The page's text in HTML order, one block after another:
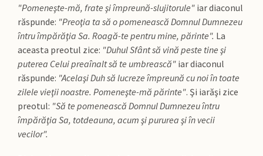
"Pomeneşte-mă, frate şi împreună-slujitorule" iar diaconul
răspunde: "Preoţia ta să o pomenească Domnul Dumnezeu
întru împărăţia Sa. Roagă-te pentru mine, părinte". La
aceasta preotul zice: "Duhul Sfânt să vină peste tine şi
puterea Celui preaînalt să te umbrească" iar diaconul
răspunde: "Acelaşi Duh să lucreze împreună cu noi în toate
zilele vieţii noastre. Pomeneşte-mă părinte". Şi iarăşi zice
preotul: "Să te pomenească Domnul Dumnezeu întru
împărăţia Sa, totdeauna, acum şi pururea şi în vecii
vecilor".